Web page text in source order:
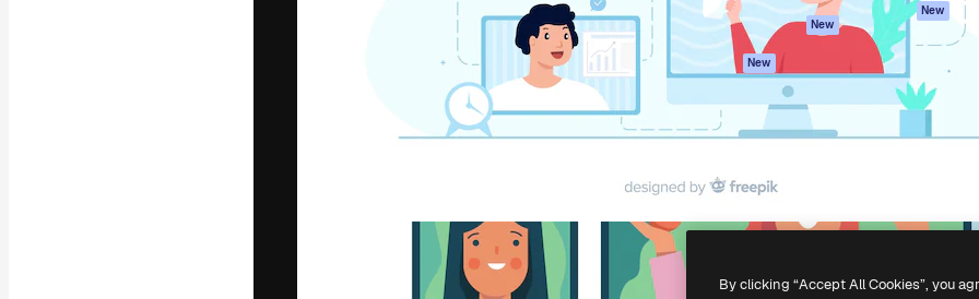
MCP para
Claude/ChatGPT
New
Agentes New
App móvel
Todas as
Originais New
Política de cookies
Central de
confiabilidade
Afiliados
Empresas
Copyright © 2010- 2026Freepik Company S.L.U.Todos os direitos reservados.
By clicking “Accept All Cookies”, you